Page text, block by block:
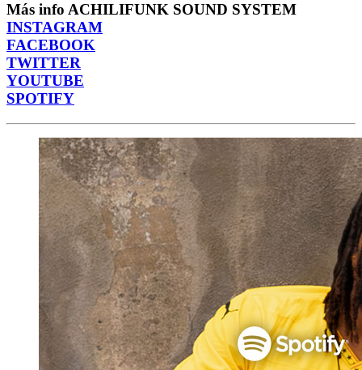
Más info ACHILIFUNK SOUND SYSTEM
INSTAGRAM
FACEBOOK
TWITTER
YOUTUBE
SPOTIFY